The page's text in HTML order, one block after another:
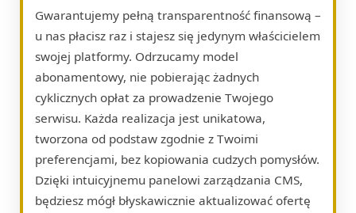
Gwarantujemy pełną transparentność finansową –
u nas płacisz raz i stajesz się jedynym właścicielem
swojej platformy. Odrzucamy model
abonamentowy, nie pobierając żadnych
cyklicznych opłat za prowadzenie Twojego
serwisu. Każda realizacja jest unikatowa,
tworzona od podstaw zgodnie z Twoimi
preferencjami, bez kopiowania cudzych pomysłów.
Dzięki intuicyjnemu panelowi zarządzania CMS,
będziesz mógł błyskawicznie aktualizować ofertę